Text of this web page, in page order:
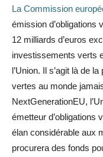
La Commission
émission d’obligations
12 milliards d’euros
investissements verts
l’Union. Il s’agit là de
vertes au monde
NextGenerationEU,
émetteur d’obligations
élan considérable aux
procurera des fonds